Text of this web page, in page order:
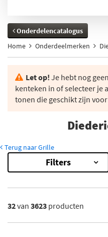
Onderdelencatalogus
Home
Onderdeelmerken
Let op! Je hebt nog
kenteken in of selecteer je
tonen die geschikt zijn
Terug naar Grille
Resultaten
×
Midden (419)
Rechts (407)
Filters
32van 3623 producten